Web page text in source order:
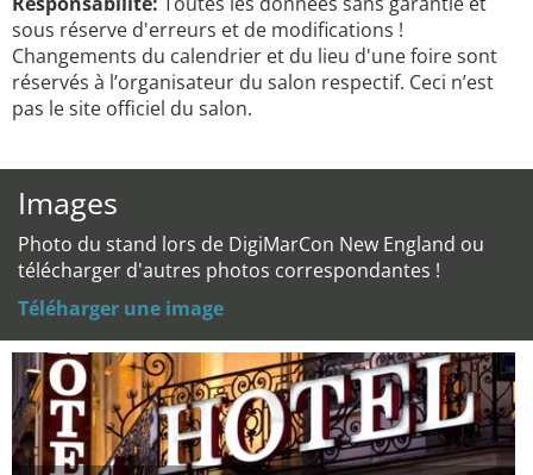
sous réserve d'erreurs et de modifications !
Changements du calendrier et du lieu d'une foire sont
réservés à l’organisateur du salon respectif. Ceci n’est
pas le site officiel du salon.
Images
Photo du stand lors de DigiMarCon New England ou
télécharger d'autres photos correspondantes !
Téléharger une image